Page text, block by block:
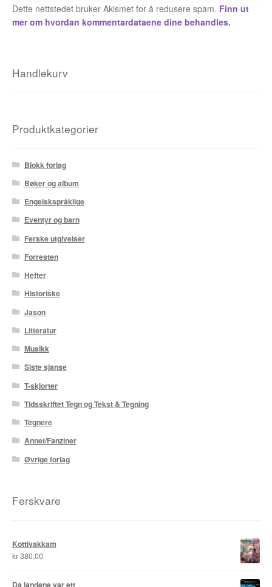
Ellen Bergheim
Ida Neverdahl
Inga Sætre
Jason
Jens K Styve
Jim Woodring
Karstein Volle
Kirjan Waage
Kristian Hammerstad
Lars Aurtande
Manuele Fior
Odd Henning Skyllingstad
Dette nettstedet bruker Akismet for å redusere spam. Finn ut
mer om hvordan kommentardataene dine behandles.
Handlekurv
Produktkategorier
Blokk forlag
Bøker og album
Engelskspråklige
Eventyr og barn
Ferske utgivelser
Forresten
Hefter
Historiske
Jason
Litteratur
Musikk
Siste sjanse
T-skjorter
Tidsskriftet Tegn og Tekst & Tegning
Tegnere
Annet/Fanziner
Øvrige forlag
Ferskvare
Kottivakkam
kr380,00
Da landene var ett